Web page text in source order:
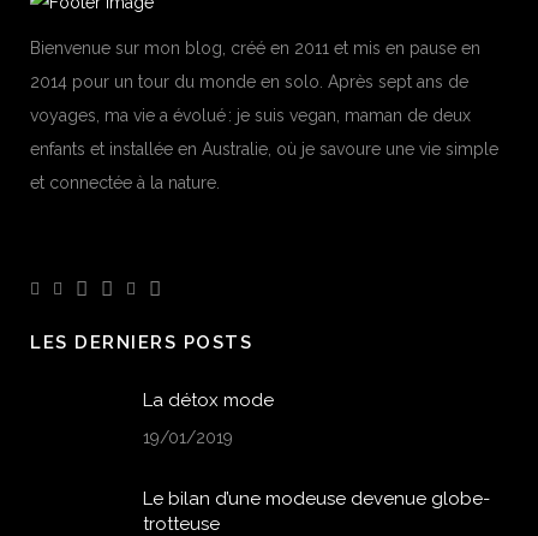
Bienvenue sur mon blog, créé en 2011 et mis en pause en
2014 pour un tour du monde en solo. Après sept ans de
voyages, ma vie a évolué : je suis vegan, maman de deux
enfants et installée en Australie, où je savoure une vie simple
et connectée à la nature.
LES DERNIERS POSTS
La détox mode
19/01/2019
Le bilan d’une modeuse devenue globe-
trotteuse